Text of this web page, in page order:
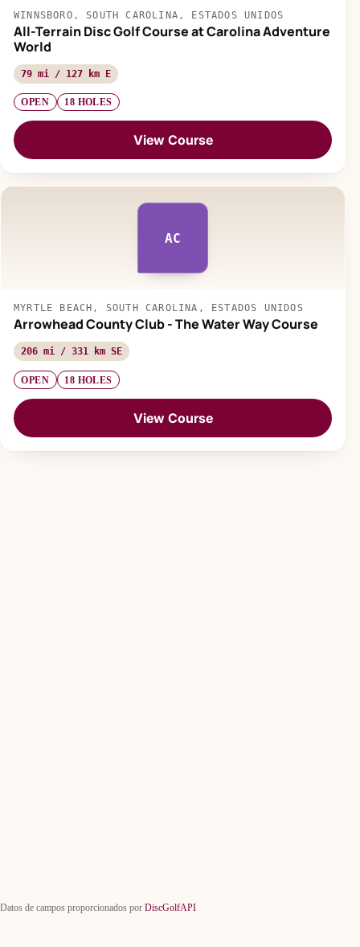
WINNSBORO, SOUTH CAROLINA, ESTADOS UNIDOS
All-Terrain Disc Golf Course at Carolina Adventure
World
79 mi / 127 km E
OPEN 18 HOLES
View Course
AC
MYRTLE BEACH, SOUTH CAROLINA, ESTADOS UNIDOS
Arrowhead County Club - The Water Way Course
206 mi / 331 km SE
OPEN 18 HOLES
View Course
Datos de campos proporcionados por DiscGolfAPI